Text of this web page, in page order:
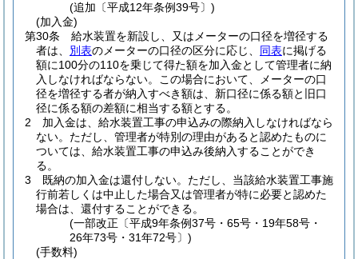
(追加〔平成12年条例39号〕)
(加入金)
第30条
給水装置を新設し、又はメーターの口径を増径する
者は、 別表のメーターの口径の区分に応じ、 同表に掲げる
額に100分の110を乗じて得た額を加入金として管理者に納
入しなければならない。
この場合において、メーターの口
径を増径する者が納入すべき額は、新口径に係る額と旧口
径に係る額の差額に相当する額とする。
2
加入金は、給水装置工事の申込みの際納入しなければなら
ない。 ただし、管理者が特別の理由があると認めたものに
ついては、給水装置工事の申込み後納入することができ
る。
3
既納の加入金は還付しない。 ただし、当該給水装置工事施
行前若しくは中止した場合又は管理者が特に必要と認めた
場合は、還付することができる。
(一部改正〔平成9年条例37号・65号・19年58号・
26年73号・31年72号〕)
(手数料)